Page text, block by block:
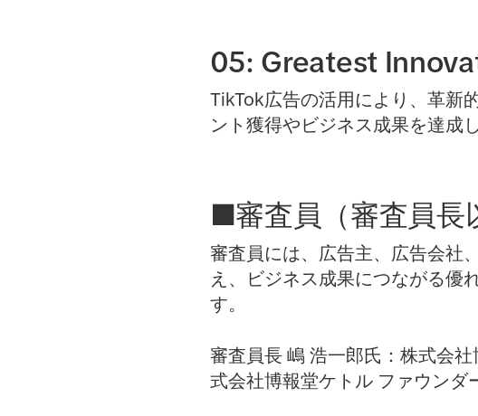
05: Greatest
TikTok広告の活用により、革新
ント獲得やビジネス成果を達成
■審査員（審査員長
審査員には、広告主、広告会社
え、ビジネス成果につながる優
す。
審査員長 嶋 浩一郎氏：株式会
式会社博報堂ケトル ファウンダ